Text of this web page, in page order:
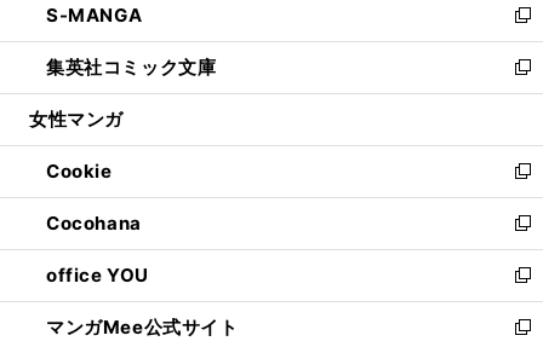
く
で
開
く
ド
ウ
で
開
ィ
ン
ド
ウ
開
く
い
ウ
ィ
ン
ウ
で
開
く
S-MANGA
新
し
い
ウ
ン
ド
ウ
で
開
く
集英社コミック文庫
新
し
ウ
ィ
ン
ド
ウ
で
開
く
女性マンガ
Cookie
新
し
い
ウ
ィ
ン
ド
Cocohana
新
し
い
ウ
ィ
office YOU
新
し
い
マンガMee公式サイト 新